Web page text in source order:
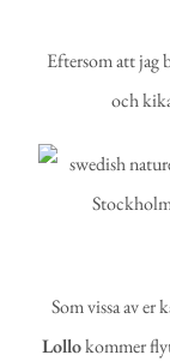
Eftersom att jag
och
Som vissa av er
Lollokommer